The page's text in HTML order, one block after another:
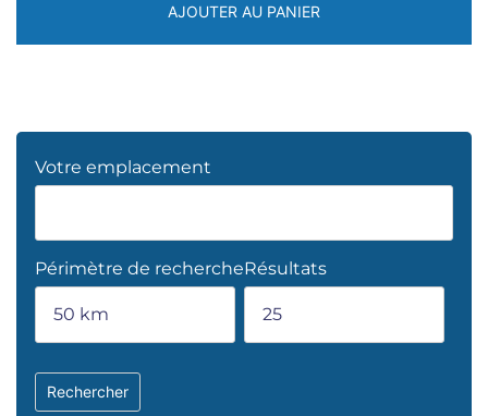
AJOUTER AU PANIER
Votre emplacement
Périmètre de rechercheRésultats